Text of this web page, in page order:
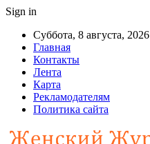
Sign in
Суббота, 8 августа, 2026
Главная
Контакты
Лента
Карта
Рекламодателям
Политика сайта